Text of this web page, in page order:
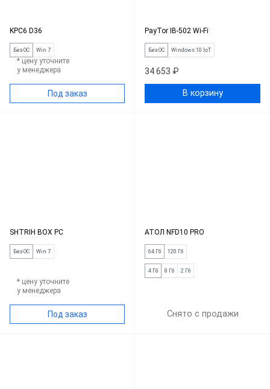
KPC6 D36
Без ОС Win 7
* цену уточните
у менеджера
Под заказ
PayTor IB-502 Wi-Fi
Без ОС Windows 10 IoT
34 653 ₽
В корзину
SHTRIH BOX PC
Без ОС Win 7
* цену уточните
у менеджера
Под заказ
АТОЛ NFD10 PRO
64 Гб 120 Гб
4 Гб 8 Гб 2 Гб
Снято с продажи